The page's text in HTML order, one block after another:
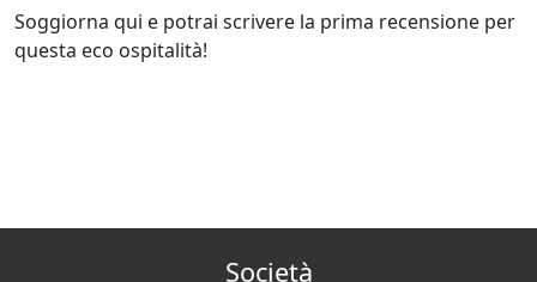
Soggiorna qui e potrai scrivere la prima recensione per
questa eco ospitalità!
Società